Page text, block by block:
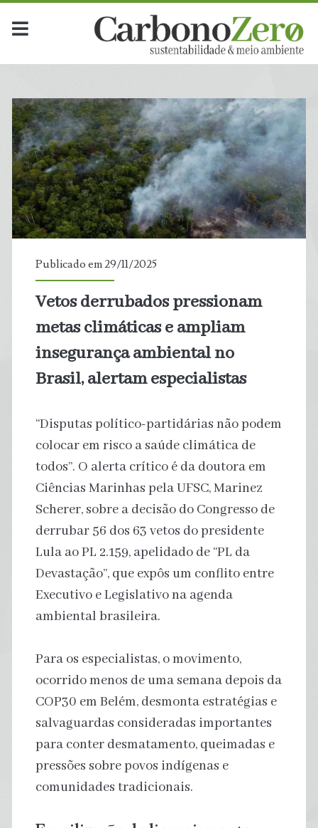
Publicado em 29/11/2025
Vetos derrubados pressionam
metas climáticas e ampliam
insegurança ambiental no
Brasil, alertam especialistas
“Disputas político-partidárias não podem
colocar em risco a saúde climática de
todos”. O alerta crítico é da doutora em
Ciências Marinhas pela UFSC, Marinez
Scherer, sobre a decisão do Congresso de
derrubar 56 dos 63 vetos do presidente
Lula ao PL 2.159, apelidado de “PL da
Devastação”, que expôs um conflito entre
Executivo e Legislativo na agenda
ambiental brasileira.
Para os especialistas, o movimento,
ocorrido menos de uma semana depois da
COP30 em Belém, desmonta estratégias e
salvaguardas consideradas importantes
para conter desmatamento, queimadas e
pressões sobre povos indígenas e
comunidades tradicionais.